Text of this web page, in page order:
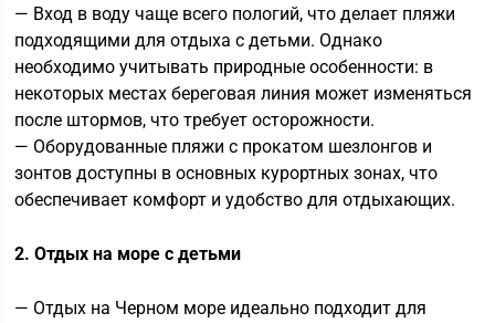
— Вход в воду чаще всего пологий, что делает пляжи
подходящими для отдыха с детьми. Однако
необходимо учитывать природные особенности: в
некоторых местах береговая линия может изменяться
после штормов, что требует осторожности.
— Оборудованные пляжи с прокатом шезлонгов и
зонтов доступны в основных курортных зонах, что
обеспечивает комфорт и удобство для отдыхающих.
2. Отдых на море с детьми
— Отдых на Черном море идеально подходит для